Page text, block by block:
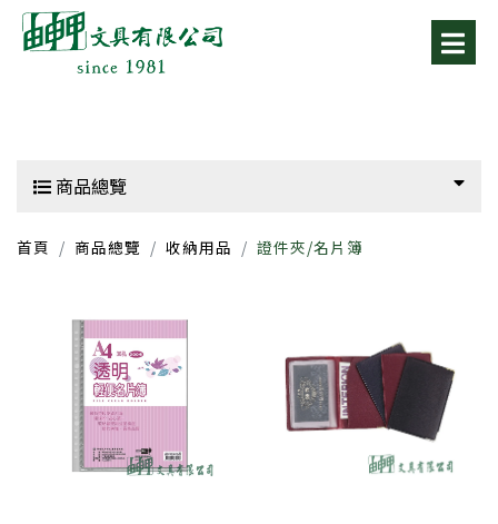
商品總覽
首頁 商品總覽 收納用品 證件夾/名片簿